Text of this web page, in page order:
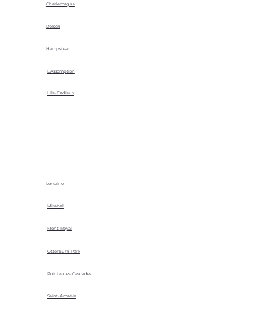
Charlemagne
Delson
Hampstead
L'Assomption
L'Île-Cadieux
Lorraine
Mirabel
Mont-Royal
Otterburn Park
Pointe-des-Cascades
Saint-Amable